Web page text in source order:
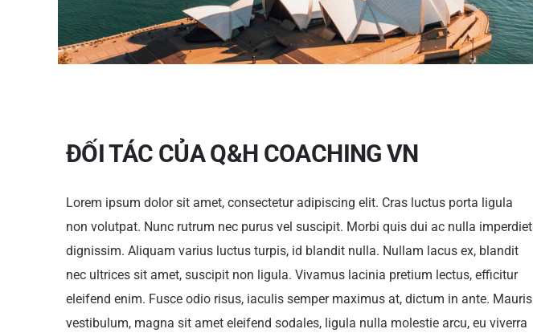
ĐỐI TÁC CỦA Q&H COACHING VN
Lorem ipsum dolor sit amet, consectetur adipiscing elit. Cras luctus porta ligula
non volutpat. Nunc rutrum nec purus vel suscipit. Morbi quis dui ac nulla imperdiet
dignissim. Aliquam varius luctus turpis, id blandit nulla. Nullam lacus ex, blandit
nec ultrices sit amet, suscipit non ligula. Vivamus lacinia pretium lectus, efficitur
eleifend enim. Fusce odio risus, iaculis semper maximus at, dictum in ante. Mauris
vestibulum, magna sit amet eleifend sodales, ligula nulla molestie arcu, eu viverra